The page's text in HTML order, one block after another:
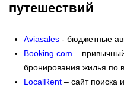
путешествий
Aviasales - бюджетные
Booking.com –
бронирования жилья по
LocalRent – сайт поиска